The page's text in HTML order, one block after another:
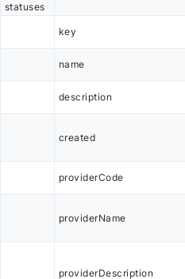
statuses
key
name
description
created
providerCode
providerName
providerDescription